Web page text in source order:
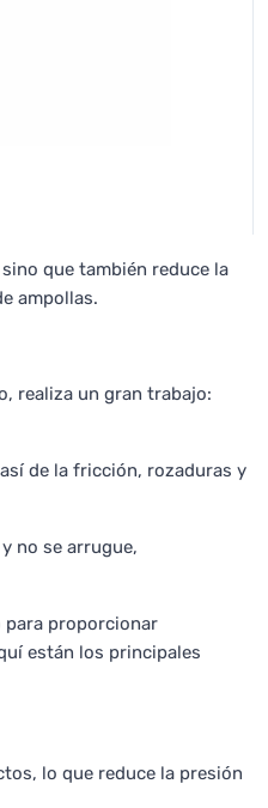
que también reduce la
ampollas.
realiza un gran trabajo:
de la fricción, rozaduras y
no se arrugue,
para proporcionar
están los principales
lo que reduce la presión